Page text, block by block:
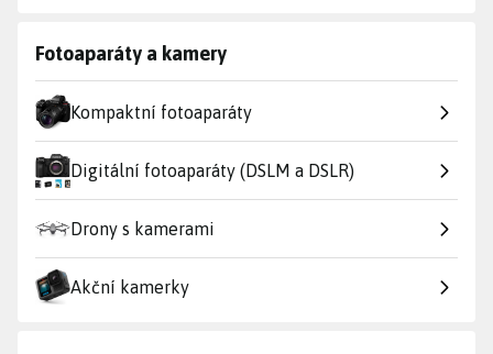
Fotoaparáty a kamery
Kompaktní fotoaparáty
Digitální fotoaparáty (DSLM a DSLR)
Drony s kamerami
Akční kamerky